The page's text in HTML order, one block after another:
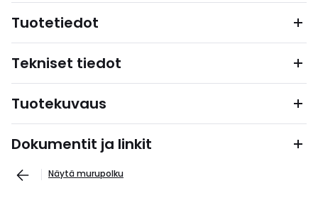
Tuotetiedot
Tekniset tiedot
Tuotekuvaus
Dokumentit ja linkit
Näytä murupolku